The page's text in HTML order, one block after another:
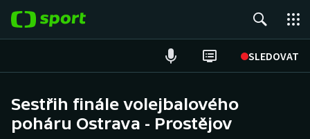
SLEDOVAT
Hokej
Sestřih finále volejbalového
poháru Ostrava - Prostějov